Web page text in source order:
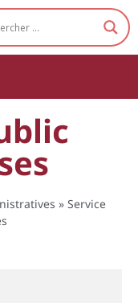
» Service